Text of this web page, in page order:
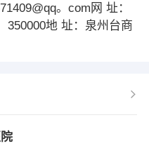
。com网 址：
350000地 址：泉州台商